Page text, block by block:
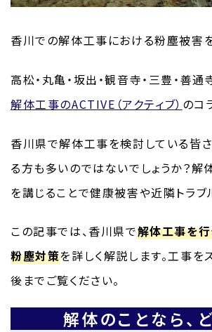
香川での解体工事における粉塵被害
高松・丸亀・坂出・観音寺・三豊・善通
解体工事のACTIVE（アクティブ） のコ
香川県で解体工事を検討している皆さ
る方も多いのではないでしょうか？
を講じることで健康被害や近隣トラ
この記事では、香川県で解体工事を
粉塵対策を詳しく解説します。工事
後までご覧ください。
解体のことなら、